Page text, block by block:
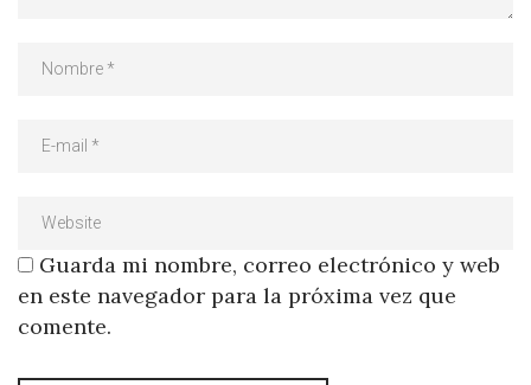
Guarda mi nombre, correo electrónico y web
en este navegador para la próxima vez que
comente.